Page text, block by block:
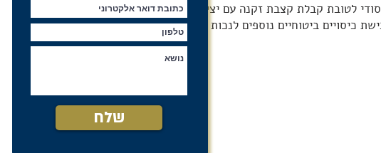
שלח
לטובת קבלת קצבת זקנה עם יציאה לגמלאות.
כיסויים ביטוחיים נוספים לנכות ושאירים.